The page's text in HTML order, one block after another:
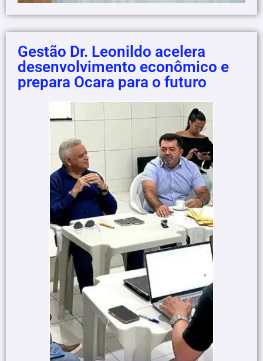
Gestão Dr. Leonildo acelera
desenvolvimento econômico e
prepara Ocara para o futuro